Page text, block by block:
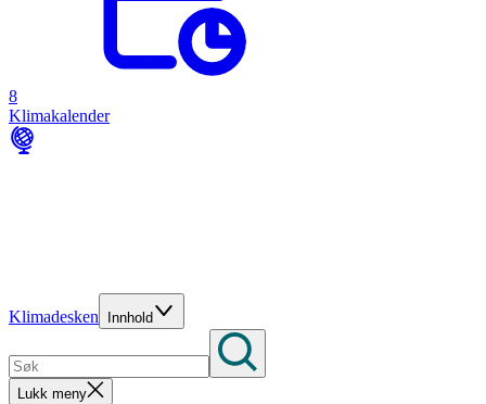
8
Klimakalender
Klimadesken Innhold
Lukk meny